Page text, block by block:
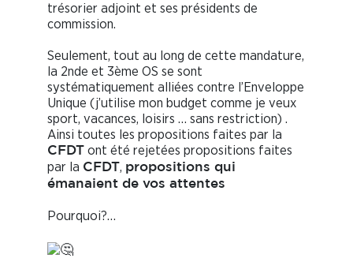
trésorier adjoint et ses présidents de
commission.
Seulement, tout au long de cette mandature,
la 2nde et 3ème OS se sont
systématiquement alliées contre l’Enveloppe
Unique (j’utilise mon budget comme je veux
sport, vacances, loisirs … sans restriction) .
Ainsi toutes les propositions faites par la
CFDT
ont été rejetées propositions faites
par la CFDT , propositions qui
émanaient de vos attentes
Pourquoi?…